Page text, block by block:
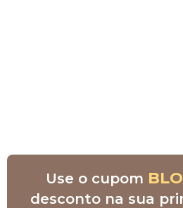
Use o cupom
desconto na sua